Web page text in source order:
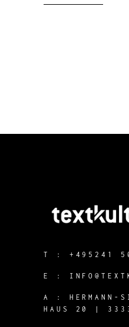
T : +495241
E :
A :
HAUS 20 |